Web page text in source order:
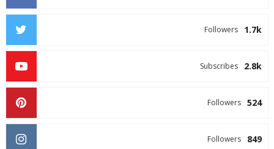
1.7k
Followers
2.8k
Subscribes
524
Followers
849
Followers